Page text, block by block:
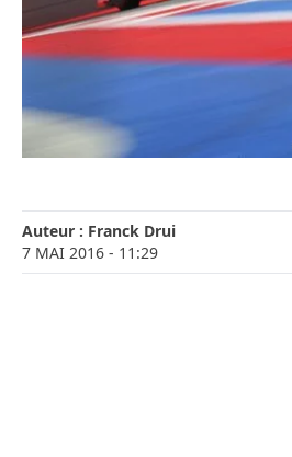
Auteur : Franck Drui
7 MAI 2016 - 11:29